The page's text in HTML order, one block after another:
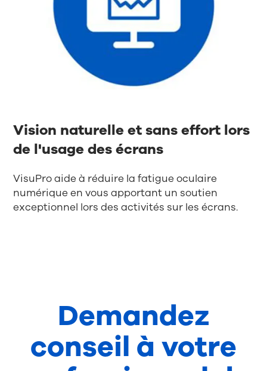
Vision naturelle et sans effort lors
de l'usage des écrans
VisuPro aide à réduire la fatigue oculaire
numérique en vous apportant un soutien
exceptionnel lors des activités sur les écrans.
Demandez
conseil à votre